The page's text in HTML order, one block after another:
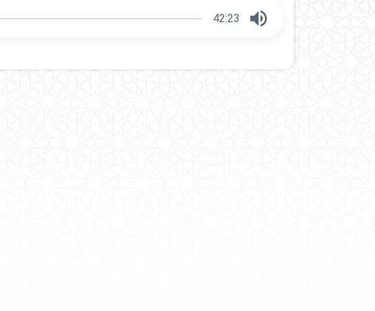
42:23